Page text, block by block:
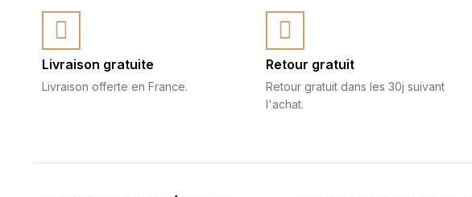
Livraison gratuite
Livraison offerte en France.
Retour gratuit
Retour gratuit dans les 30j suivant
l'achat.